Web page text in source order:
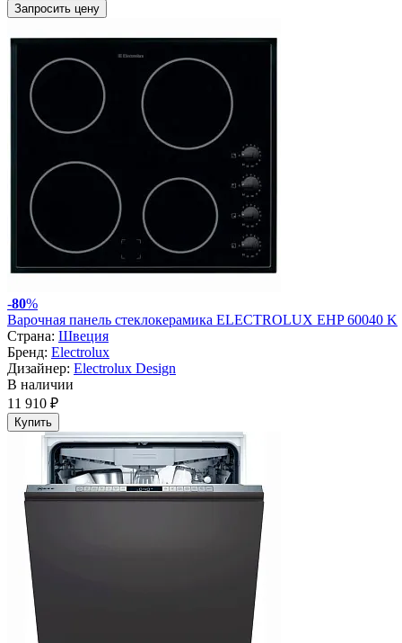
Запросить цену
-80%
Варочная панель стеклокерамика ELECTROLUX EHP 60040 K
Страна: Швеция
Бренд: Electrolux
Дизайнер: Electrolux Design
В наличии
11 910 ₽
Купить